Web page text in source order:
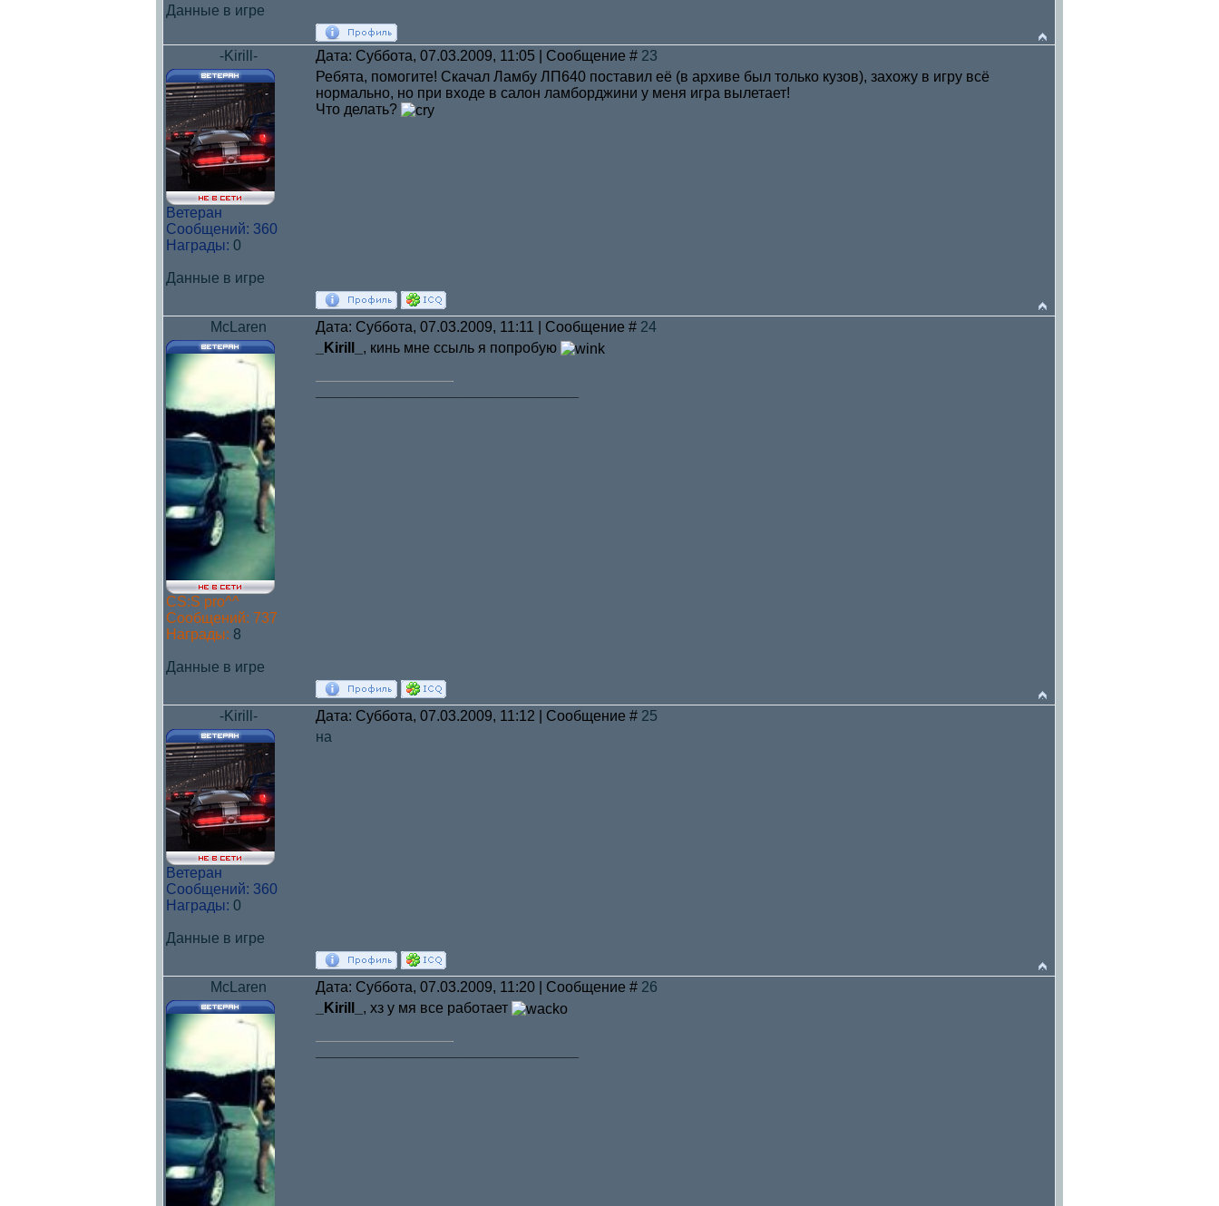
Данные в игре
-Kirill- Дата: Суббота, 07.03.2009, 11:05 | Сообщение # 23
Ветеран
Сообщений: 360
Награды: 0
Данные в игре
Ребята, помогите! Скачал Ламбу ЛП640 поставил её (в архиве был только кузов), захожу в игру всё
нормально, но при входе в салон ламборджини у меня игра вылетает!
Что делать?
McLaren Дата: Суббота, 07.03.2009, 11:11 | Сообщение # 24
CS:S pro^^
Сообщений: 737
Награды: 8
Данные в игре
_Kirill_ , кинь мне ссыль я попробую
-Kirill- Дата: Суббота, 07.03.2009, 11:12 | Сообщение # 25
Ветеран
Сообщений: 360
Награды: 0
Данные в игре
на
McLaren Дата: Суббота, 07.03.2009, 11:20 | Сообщение # 26
_Kirill_ , хз у мя все работает